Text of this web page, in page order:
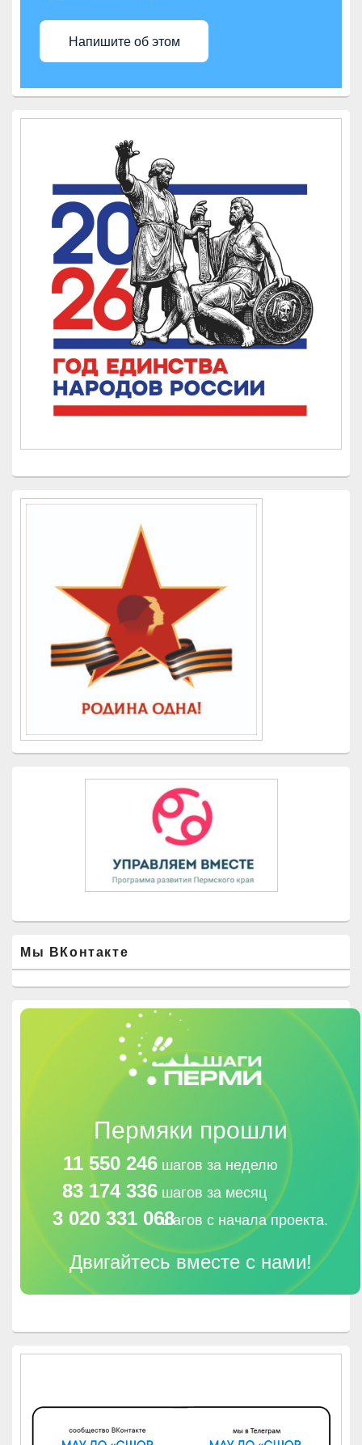
Напишите об этом
Мы ВКонтакте
Пермяки прошли
11 550 246 шагов за неделю
83 174 336 шагов за месяц
3 020 331 068шагов с начала проекта.
Двигайтесь вместе с нами!